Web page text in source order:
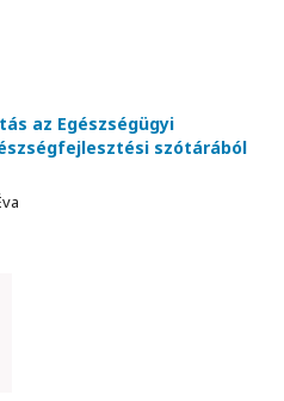
az Egészségügyi
szótárából